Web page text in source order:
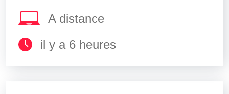
A distance
il y a 6 heures